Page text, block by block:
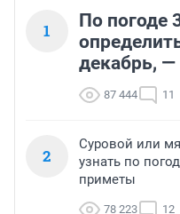
1
По погоде
декабрь,
87 444 11
2
Суровой или
узнать по
приметы
78 223 12